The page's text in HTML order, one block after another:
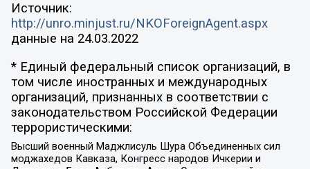
Источник:
http://unro.minjust.ru/NKOForeignAgent.aspx
данные на 24.03.2022
* Единый федеральный список организаций, в
том числе иностранных и международных
организаций, признанных в соответствии с
законодательством Российской Федерации
террористическими:
Высший военный Маджлисуль Шура Объединенных сил
моджахедов Кавказа, Конгресс народов Ичкерии и